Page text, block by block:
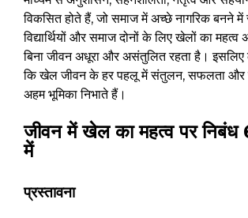
विकसित होते हैं, जो समाज में अच्छे नागरिक बनने
विद्यार्थियों और समाज दोनों के लिए खेलों का
बिना जीवन अधूरा और असंतुलित रहता है।
कि खेल जीवन के हर पहलू में संतुलन, सफलता और
अहम भूमिका निभाते हैं।
जीवन में खेल का महत्व पर निबंध
में
प्रस्तावना